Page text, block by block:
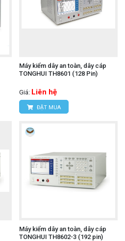
Máy kiểm dây an toàn, dây cáp
TONGHUI TH8601 (128 Pin)
Giá: Liên hệ
ĐẶT MUA
Máy kiểm dây an toàn, dây cáp
TONGHUI TH8602-3 (192 pin)